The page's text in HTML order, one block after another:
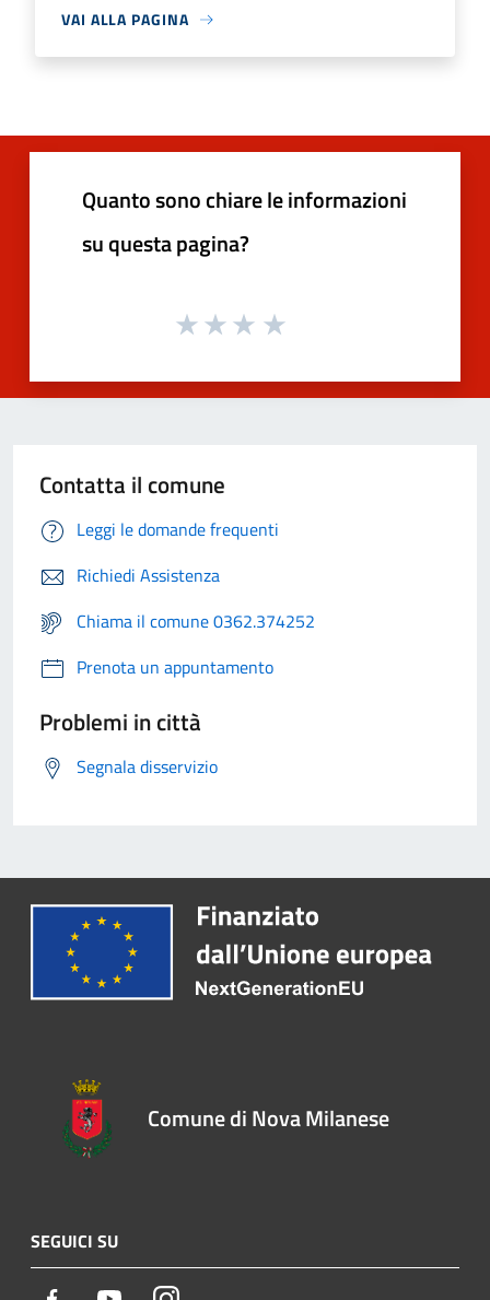
VAI ALLA PAGINA
Quanto sono chiare le informazioni
su questa pagina?
Contatta il comune
Leggi le domande frequenti
Richiedi Assistenza
Chiama il comune 0362.374252
Prenota un appuntamento
Problemi in città
Segnala disservizio
Comune di Nova Milanese
SEGUICI SU